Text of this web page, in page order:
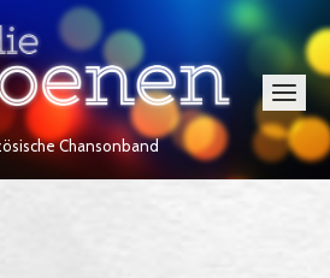
Chansonband
Menu